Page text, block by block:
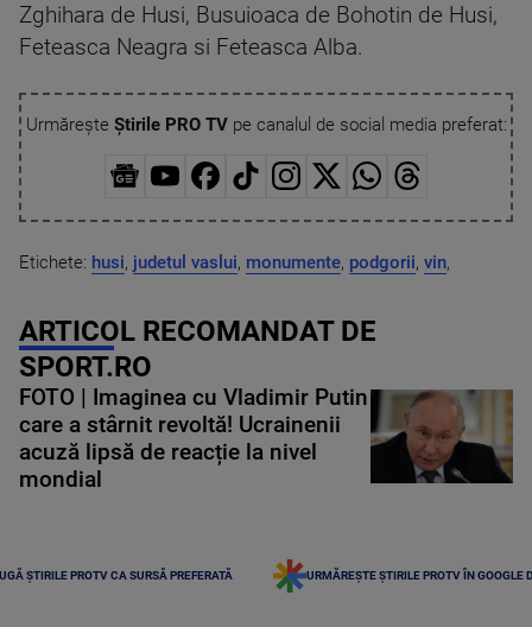
Zghihara de Husi, Busuioaca de Bohotin de Husi,
Feteasca Neagra si Feteasca Alba.
Urmărește Știrile PRO TVpe canalul de social media preferat:
Etichete: husi, judetul vaslui, monumente, podgorii, vin,
ARTICOL RECOMANDAT DE
SPORT.RO
FOTO | Imaginea cu Vladimir Putin
care a stârnit revoltă! Ucrainenii
acuză lipsă de reacție la nivel
mondial
ȘTIRILE PROTV CA SURSĂ PREFERATĂ URMĂREȘTE ȘTIRILE PROTV ÎN GOOGLE